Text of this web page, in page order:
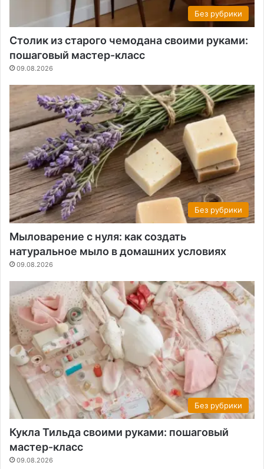
Без рубрики
Столик из старого чемодана своими руками:
пошаговый мастер-класс
09.08.2026
Без рубрики
Мыловарение с нуля: как создать
натуральное мыло в домашних условиях
09.08.2026
Без рубрики
Кукла Тильда своими руками: пошаговый
мастер-класс
09.08.2026